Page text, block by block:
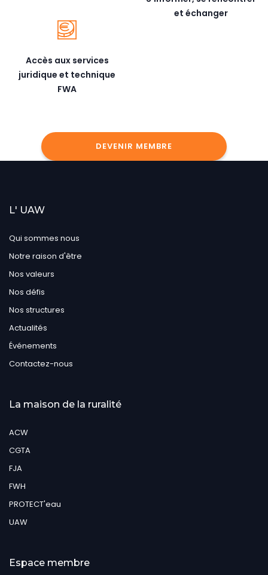
et échanger
Accès aux services
juridique et technique
FWA
DEVENIR MEMBRE
L' UAW
Qui sommes nous
Notre raison d'être
Nos valeurs
Nos défis
Nos structures
Actualités
Événements
Contactez-nous
La maison de la ruralité
ACW
CGTA
FJA
FWH
PROTECT'eau
UAW
Espace membre